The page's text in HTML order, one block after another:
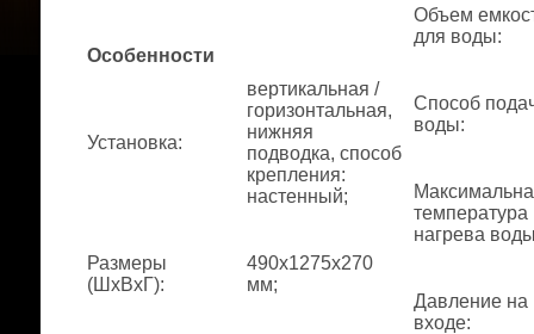
Особенности
Установка:
вертикальная /
горизонтальная,
нижняя
подводка, способ
крепления:
настенный;
Размеры
(ШхВхГ):
490x1275x270
мм;
Объем
для воды:
Способ
воды:
температура
нагрева
Давление на
входе: